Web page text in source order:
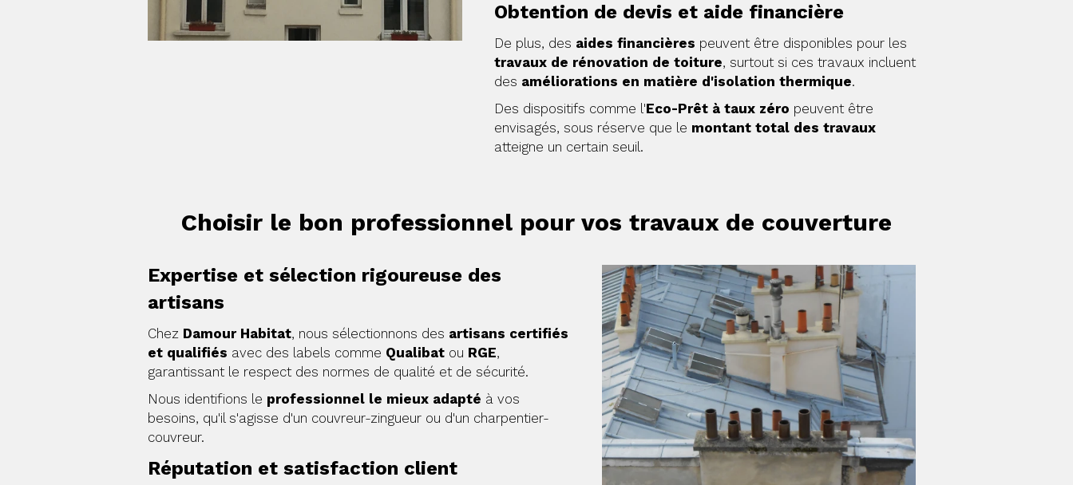
Obtention de devis et aide financière
De plus, des aides financières peuvent être disponibles pour les
travaux de rénovation de toiture, surtout si ces travaux incluent
des améliorations en matière d'isolation thermique.
Des dispositifs comme l'Eco-Prêt à taux zéro peuvent être
envisagés, sous réserve que le montant total des travaux
atteigne un certain seuil.
Choisir le bon professionnel pour vos travaux de couverture
Expertise et sélection rigoureuse des
artisans
Chez Damour Habitat, nous sélectionnons des artisans certifiés
et qualifiés avec des labels comme Qualibat ou RGE,
garantissant le respect des normes de qualité et de sécurité.
Nous identifions le professionnel le mieux adapté à vos
besoins, qu'il s'agisse d'un couvreur-zingueur ou d'un charpentier-
couvreur.
Réputation et satisfaction client